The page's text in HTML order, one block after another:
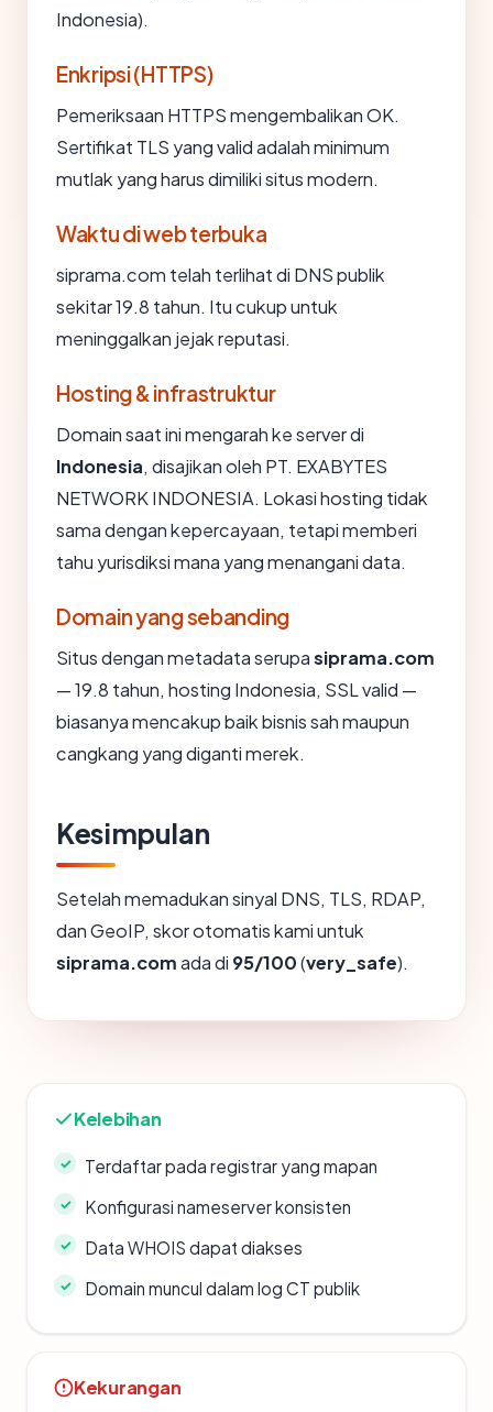
Indonesia).
Enkripsi (HTTPS)
Pemeriksaan HTTPS mengembalikan OK.
Sertifikat TLS yang valid adalah minimum
mutlak yang harus dimiliki situs modern.
Waktu di web terbuka
siprama.com telah terlihat di DNS publik
sekitar 19.8 tahun. Itu cukup untuk
meninggalkan jejak reputasi.
Hosting & infrastruktur
Domain saat ini mengarah ke server di
Indonesia, disajikan oleh PT. EXABYTES
NETWORK INDONESIA. Lokasi hosting tidak
sama dengan kepercayaan, tetapi memberi
tahu yurisdiksi mana yang menangani data.
Domain yang sebanding
Situs dengan metadata serupasiprama.com
— 19.8 tahun, hosting Indonesia, SSL valid —
biasanya mencakup baik bisnis sah maupun
cangkang yang diganti merek.
Kesimpulan
Setelah memadukan sinyal DNS, TLS, RDAP,
dan GeoIP, skor otomatis kami untuk
siprama.comada di 95/100(very_safe).
Kelebihan
Terdaftar pada registrar yang mapan
Konfigurasi nameserver konsisten
Data WHOIS dapat diakses
Domain muncul dalam log CT publik
Kekurangan